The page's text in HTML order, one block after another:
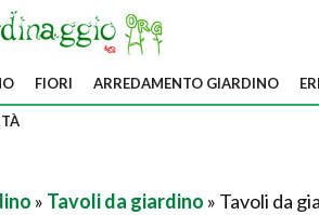
FIORI ARREDAMENTO GIARDINO
» Tavoli da giardino » Tavoli da